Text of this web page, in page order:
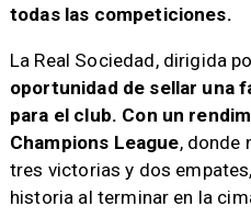
todas las competiciones.
La Real Sociedad, dirigida
oportunidad de sellar una
para el club. Con un
Champions League, donde
tres victorias y dos
historia al terminar en la